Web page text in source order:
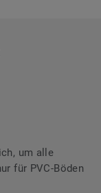
um alle
für PVC-Böden